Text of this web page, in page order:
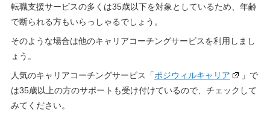
転職支援サービスの多くは35歳以下を対象としているため、年齢
で断られる方もいらっしゃるでしょう。
そのような場合は他のキャリアコーチングサービスを利用しまし
ょう。
人気のキャリアコーチングサービス「ポジウィルキャリア
」で
は35歳以上の方のサポートも受け付けているので、チェックして
みてください。